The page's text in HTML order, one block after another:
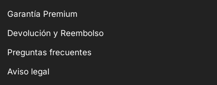
Garantía Premium
Devolución y Reembolso
Preguntas frecuentes
Aviso legal